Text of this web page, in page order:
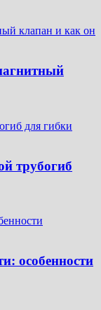
трубогиб
особенности